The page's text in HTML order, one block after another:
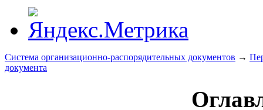
Система организационно-распорядительных документов →
документа